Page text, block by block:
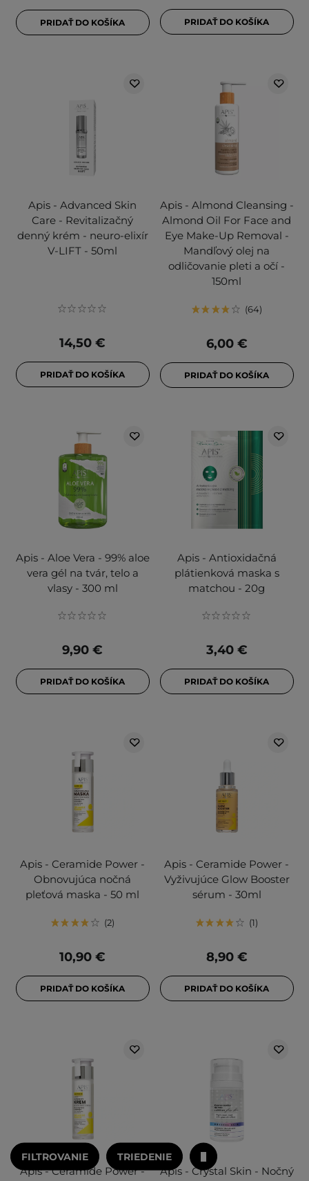
PRIDAŤ DO KOŠÍKA PRIDAŤ DO KOŠÍKA
Apis - Advanced Skin
Care - Revitalizačný
denný krém - neuro-elixír
V-LIFT - 50ml
14,50 €
PRIDAŤ DO KOŠÍKA
Apis - Almond Cleansing -
Almond Oil For Face and
Eye Make-Up Removal -
Mandľový olej na
odličovanie pleti a očí -
150ml
64
6,00 €
PRIDAŤ DO KOŠÍKA
Apis - Aloe Vera - 99% aloe
vera gél na tvár, telo a
vlasy - 300 ml
9,90 €
PRIDAŤ DO KOŠÍKA
Apis - Antioxidačná
plátienková maska s
matchou - 20g
3,40 €
PRIDAŤ DO KOŠÍKA
Apis - Ceramide Power -
Obnovujúca nočná
pleťová maska - 50 ml
2
10,90 €
PRIDAŤ DO KOŠÍKA
Apis - Ceramide Power -
Vyživujúce Glow Booster
sérum - 30ml
1
8,90 €
PRIDAŤ DO KOŠÍKA
Apis - Ceramide Power -
Apis - Crystal Skin - Nočný
FILTROVANIE TRIEDENIE